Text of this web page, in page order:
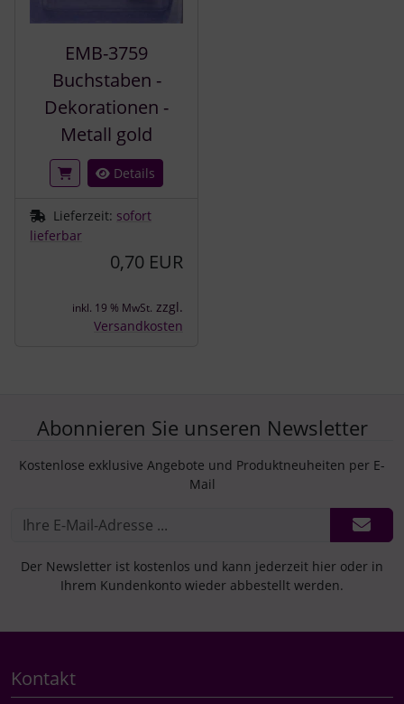
EMB-3759
Buchstaben -
Dekorationen -
Metall gold
Details
Lieferzeit: sofort
lieferbar
0,70 EUR
inkl. 19 % MwSt. zzgl.
Versandkosten
Abonnieren Sie unseren Newsletter
Kostenlose exklusive Angebote und Produktneuheiten per E-
Mail
Der Newsletter ist kostenlos und kann jederzeit hier oder in
Ihrem Kundenkonto wieder abbestellt werden.
Kontakt